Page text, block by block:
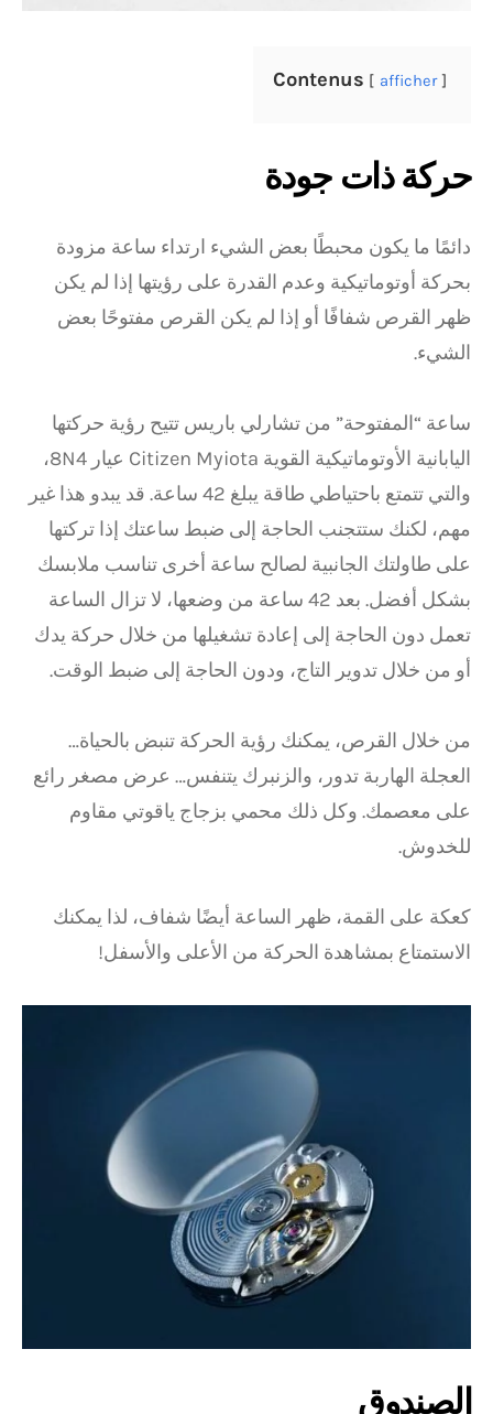
Contenus afficher
حركة ذات جودة
دائمًا ما يكون محبطًا بعض الشيء ارتداء ساعة مزودة
بحركة أوتوماتيكية وعدم القدرة على رؤيتها إذا لم يكن
ظهر القرص شفافًا أو إذا لم يكن القرص مفتوحًا بعض
الشيء.
ساعة “المفتوحة” من تشارلي باريس تتيح رؤية حركتها
اليابانية الأوتوماتيكية القوية Citizen Myiota عيار 8N4،
والتي تتمتع باحتياطي طاقة يبلغ 42 ساعة. قد يبدو هذا غير
مهم، لكنك ستتجنب الحاجة إلى ضبط ساعتك إذا تركتها
على طاولتك الجانبية لصالح ساعة أخرى تناسب ملابسك
بشكل أفضل. بعد 42 ساعة من وضعها، لا تزال الساعة
تعمل دون الحاجة إلى إعادة تشغيلها من خلال حركة يدك
أو من خلال تدوير التاج، ودون الحاجة إلى ضبط الوقت.
من خلال القرص، يمكنك رؤية الحركة تنبض بالحياة…
العجلة الهاربة تدور، والزنبرك يتنفس… عرض مصغر رائع
على معصمك. وكل ذلك محمي بزجاج ياقوتي مقاوم
للخدوش.
كعكة على القمة، ظهر الساعة أيضًا شفاف، لذا يمكنك
الاستمتاع بمشاهدة الحركة من الأعلى والأسفل!
الصندوق